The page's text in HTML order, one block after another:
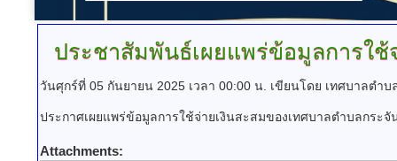
ประชาสัมพันธ์เผยแพร่ข้อมูลการใช้
วันศุกร์ที่ 05 กันยายน 2025 เวลา 00:00 น. เขียนโดย เทศบาลตำบ
ประกาศเผยแพร่ข้อมูลการใช้จ่ายเงินสะสมของเทศบาลตำบลกระจั
Attachments: